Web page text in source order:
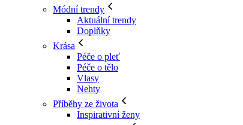
Módní trendy
Aktuální trendy
Doplňky
Krása
Péče o pleť
Péče o tělo
Vlasy
Nehty
Příběhy ze života
Inspirativní ženy